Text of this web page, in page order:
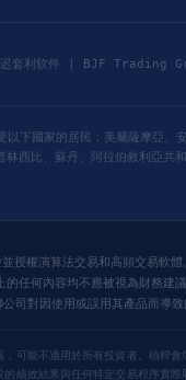
延迟套利软件 | BJF
以下國家的居民：美屬薩摩亞、
林西比、蘇丹、阿拉伯敘利亞共
授權演算法交易和高頻交易軟
的任何內容均不應被視為財務建
司對因使用或誤用其產品而導
，可能不適用於所有投資者。槓桿
績效結果與任何特定交易程序實